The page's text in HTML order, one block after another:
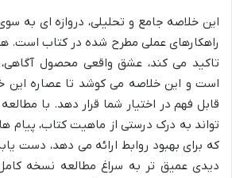
این خلاصه جامع و تحلیلی، دروازه ای به
راهکارهای عملی مطرح شده در کتاب است.
تاکید می کند، عشق واقعی محصول
است و این خلاصه می کوشد تا عصاره این
قابل فهم در اختیار شما قرار دهد. با
تواند به درک درستی از ماهیت کتاب، پیام
که برای بهبود روابط ارائه می دهد، دست
دیدی عمیق تر به سراغ مطالعه نسخه